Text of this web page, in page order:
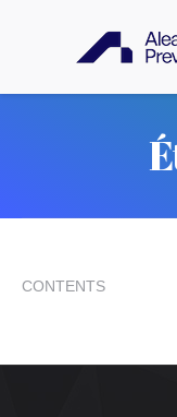
CONTENTS